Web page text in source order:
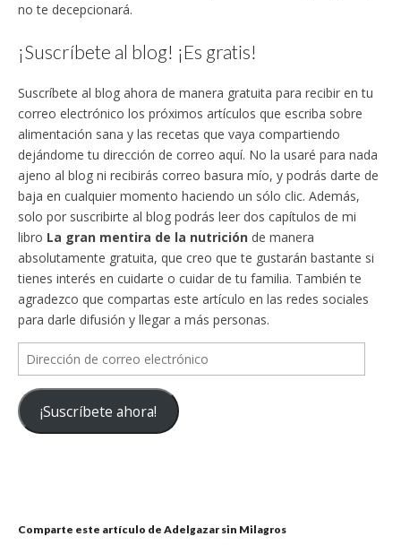
no te decepcionará.
¡Suscríbete al blog! ¡Es gratis!
Suscríbete al blog ahora de manera gratuita para recibir en tu
correo electrónico los próximos artículos que escriba sobre
alimentación sana y las recetas que vaya compartiendo
dejándome tu dirección de correo aquí. No la usaré para nada
ajeno al blog ni recibirás correo basura mío, y podrás darte de
baja en cualquier momento haciendo un sólo clic. Además,
solo por suscribirte al blog podrás leer dos capítulos de mi
libro La gran mentira de la nutrición de manera
absolutamente gratuita, que creo que te gustarán bastante si
tienes interés en cuidarte o cuidar de tu familia. También te
agradezco que compartas este artículo en las redes sociales
para darle difusión y llegar a más personas.
Dirección
de
correo
electrónico
¡Suscríbete ahora!
Comparte este artículo de Adelgazar sin Milagros